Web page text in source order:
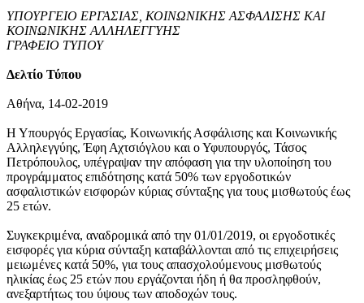
ΥΠΟΥΡΓΕΙΟ EΡΓΑΣΙΑΣ, ΚΟΙΝΩΝΙΚΗΣ ΑΣΦΑΛΙΣΗΣ ΚΑΙ
ΚΟΙΝΩΝΙΚΗΣ ΑΛΛΗΛΕΓΓΥΗΣ
ΓΡΑΦΕΙΟ ΤΥΠΟΥ
Δελτίο Τύπου
Αθήνα, 14-02-2019
Η Υπουργός Εργασίας, Κοινωνικής Ασφάλισης και Κοινωνικής
Αλληλεγγύης, Έφη Αχτσιόγλου και ο Υφυπουργός, Τάσος
Πετρόπουλος, υπέγραψαν την απόφαση για την υλοποίηση του
προγράμματος επιδότησης κατά 50% των εργοδοτικών
ασφαλιστικών εισφορών κύριας σύνταξης για τους μισθωτούς έως
25 ετών.
Συγκεκριμένα, αναδρομικά από την 01/01/2019, οι εργοδοτικές
εισφορές για κύρια σύνταξη καταβάλλονται από τις επιχειρήσεις
μειωμένες κατά 50%, για τους απασχολούμενους μισθωτούς
ηλικίας έως 25 ετών που εργάζονται ήδη ή θα προσληφθούν,
ανεξαρτήτως του ύψους των αποδοχών τους.